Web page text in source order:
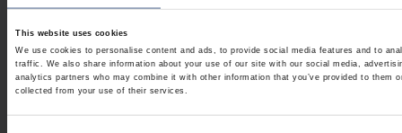
This website uses cookies
We use cookies to personalise content and ads, to provide social media features and to
traffic. We also share information about your use of our site with our social media,
analytics partners who may combine it with other information that you’ve provided to them
collected from your use of their services.
2026.07.14
Pourquoi l’emballage durable ne
se limite pas aux matériaux